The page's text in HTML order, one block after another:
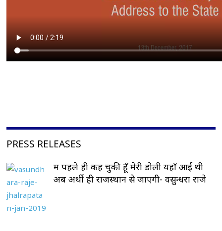
PRESS RELEASES
मैं पहले ही कह चुकी हूँ मेरी डोली यहाँ आई थी
अब अर्थी ही राजस्थान से जाएगी- वसुन्धरा राजे